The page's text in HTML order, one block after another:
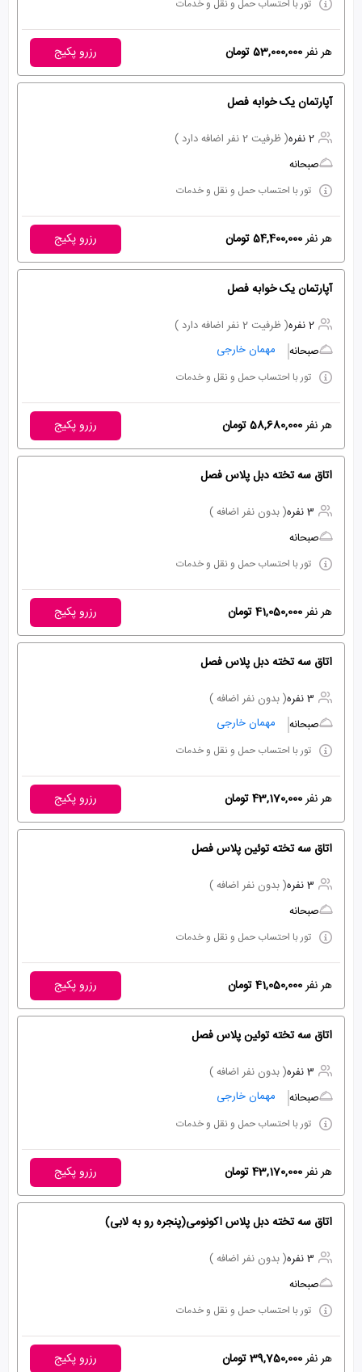
تور با احتساب حمل و نقل و خدمات
هر نفر53,000,000 تومان رزرو پکیج
آپارتمان یک خوابه فصل
2 نفره
( ظرفیت 2 نفر اضافه دارد )
صبحانه
تور با احتساب حمل و نقل و خدمات
هر نفر54,400,000 تومان رزرو پکیج
آپارتمان یک خوابه فصل
2 نفره
( ظرفیت 2 نفر اضافه دارد )
صبحانه
مهمان خارجی
تور با احتساب حمل و نقل و خدمات
هر نفر58,680,000 تومان رزرو پکیج
اتاق سه تخته دبل پلاس فصل
3 نفره
( بدون نفر اضافه )
صبحانه
تور با احتساب حمل و نقل و خدمات
هر نفر41,050,000 تومان رزرو پکیج
اتاق سه تخته دبل پلاس فصل
3 نفره
( بدون نفر اضافه )
صبحانه
مهمان خارجی
تور با احتساب حمل و نقل و خدمات
هر نفر43,170,000 تومان رزرو پکیج
اتاق سه تخته توئین پلاس فصل
3 نفره
( بدون نفر اضافه )
صبحانه
تور با احتساب حمل و نقل و خدمات
هر نفر41,050,000 تومان رزرو پکیج
اتاق سه تخته توئین پلاس فصل
3 نفره
( بدون نفر اضافه )
صبحانه
مهمان خارجی
تور با احتساب حمل و نقل و خدمات
هر نفر43,170,000 تومان رزرو پکیج
اتاق سه تخته دبل پلاس اکونومی(پنجره رو به لابی)
3 نفره
( بدون نفر اضافه )
صبحانه
تور با احتساب حمل و نقل و خدمات
هر نفر39,750,000 تومان رزرو پکیج